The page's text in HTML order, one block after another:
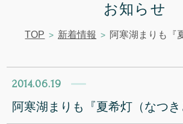
お知らせ
TOP 新着情報 阿寒湖まりも『夏希
2014.06.19
阿寒湖まりも『夏希灯（なつき